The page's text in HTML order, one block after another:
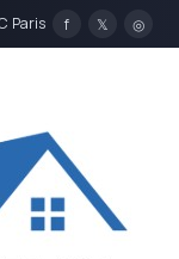
Paris f 𝕏 ◎